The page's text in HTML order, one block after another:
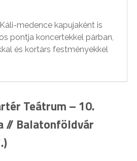
medence kapujaként is
pontja koncertekkel párban,
és kortárs festményekkel
Teátrum – 10.
// Balatonföldvár